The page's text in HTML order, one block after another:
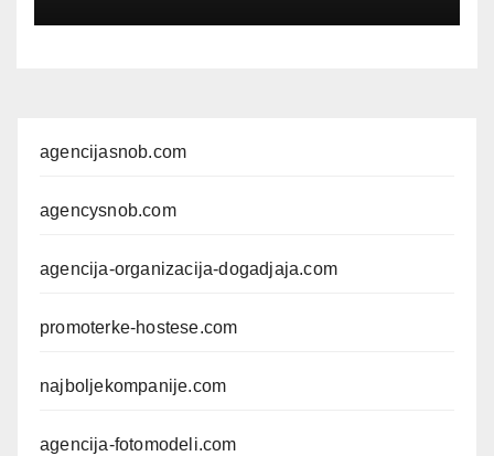
kroz foto modele,
agencijasnob.com
agencysnob.com
agencija-organizacija-dogadjaja.com
promoterke-hostese.com
najboljekompanije.com
agencija-fotomodeli.com